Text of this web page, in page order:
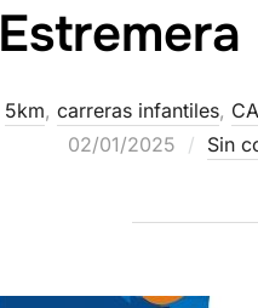
5km, carreras infantiles,
02/01/2025
Sin